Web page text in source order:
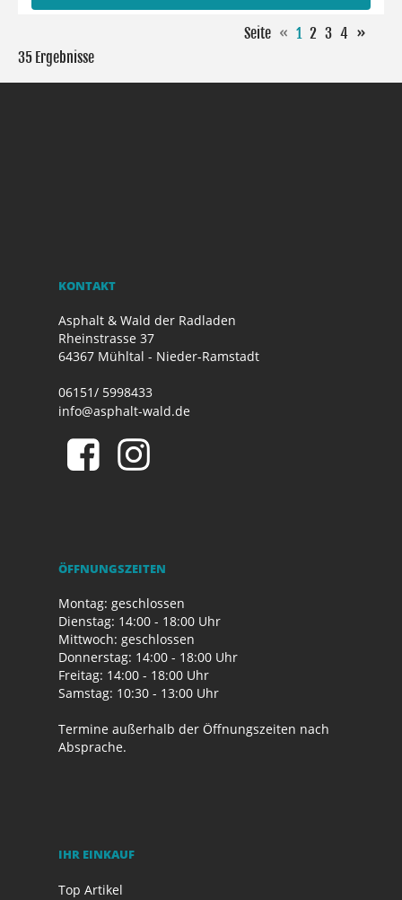
Seite « 1 2 3 4 »
35 Ergebnisse
KONTAKT
Asphalt & Wald der Radladen
Rheinstrasse 37
64367 Mühltal - Nieder-Ramstadt
06151/ 5998433
info@asphalt-wald.de
ÖFFNUNGSZEITEN
Montag: geschlossen
Dienstag: 14:00 - 18:00 Uhr
Mittwoch: geschlossen
Donnerstag: 14:00 - 18:00 Uhr
Freitag: 14:00 - 18:00 Uhr
Samstag: 10:30 - 13:00 Uhr
Termine außerhalb der Öffnungszeiten nach
Absprache.
IHR EINKAUF
Top Artikel